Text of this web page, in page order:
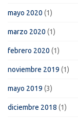
mayo 2020 (1)
marzo 2020 (1)
febrero 2020 (1)
noviembre 2019 (1)
mayo 2019 (3)
diciembre 2018 (1)